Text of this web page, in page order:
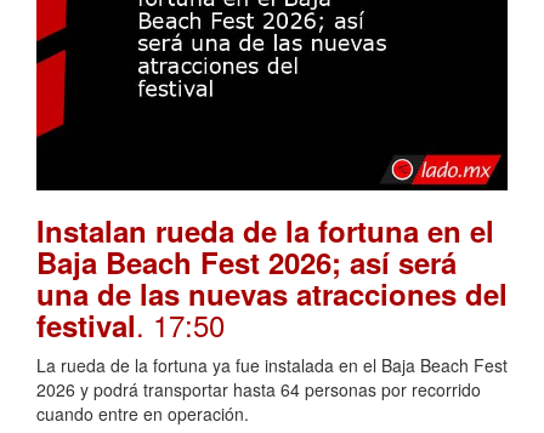
Instalan rueda de la fortuna en el
Baja Beach Fest 2026; así será
una de las nuevas atracciones del
festival. 17:50
La rueda de la fortuna ya fue instalada en el Baja Beach Fest
2026 y podrá transportar hasta 64 personas por recorrido
cuando entre en operación.